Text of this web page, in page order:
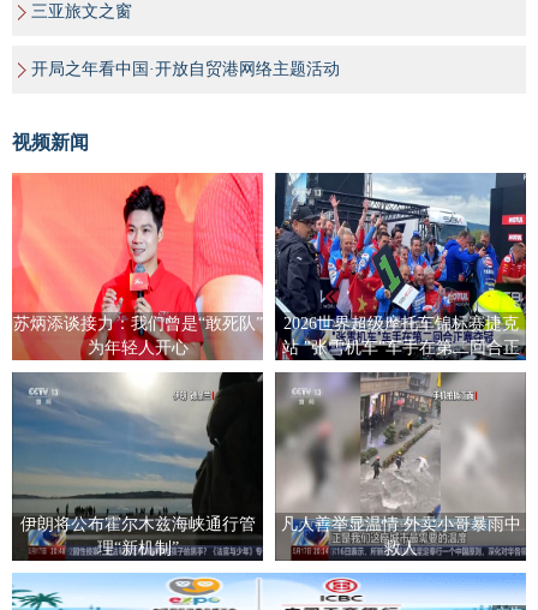
三亚旅文之窗
开局之年看中国·开放自贸港网络主题活动
视频新闻
苏炳添谈接力：我们曾是“敢死队”
为年轻人开心
2026世界超级摩托车锦标赛捷克
站 "张雪机车"车手在第二回合正
赛夺冠
伊朗将公布霍尔木兹海峡通行管
理“新机制”
凡人善举显温情 外卖小哥暴雨中
救人